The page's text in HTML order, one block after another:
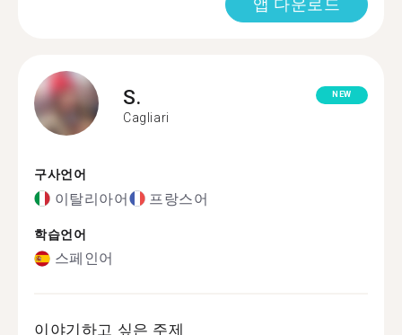
앱 다운로드
S.
Cagliari
NEW
구사언어
이탈리아어 프랑스어
학습언어
스페인어
이야기하고 싶은 주제